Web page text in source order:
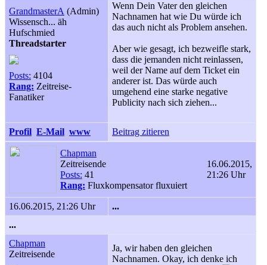
GrandmasterA (Admin)
Wissensch... äh
Hufschmied
Threadstarter
Posts: 4104
Rang: Zeitreise-
Fanatiker
Wenn Dein Vater den gleichen
Nachnamen hat wie Du würde ich
das auch nicht als Problem ansehen.
Aber wie gesagt, ich bezweifle stark,
dass die jemanden nicht reinlassen,
weil der Name auf dem Ticket ein
anderer ist. Das würde auch
umgehend eine starke negative
Publicity nach sich ziehen...
Profil E-Mail www Beitrag zitieren
Chapman
Zeitreisende
Posts: 41
Rang: Fluxkompensator fluxuiert
16.06.2015,
21:26 Uhr
16.06.2015, 21:26 Uhr
...
...
Chapman
Zeitreisende
Ja, wir haben den gleichen
Nachnamen. Okay, ich denke ich